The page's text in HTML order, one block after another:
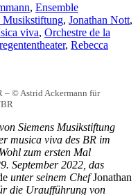
, Ensemble
Musikstiftung, Jonathan Nott,
viva, Orchestre de la
, Rebecca
– © Astrid Ackermann für
Siemens Musikstiftung
musica viva des BR im
zum ersten Mal
September 2022, das
unter seinem ChefJonathan
die Uraufführung von